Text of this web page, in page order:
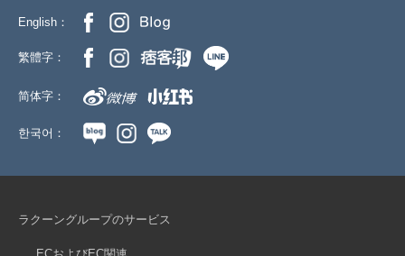
English：
繁體字：
简体字：
한국어：
ラクーングループのサービス